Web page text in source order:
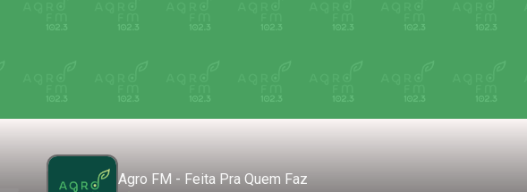
Agro FM - Feita Pra Quem Faz